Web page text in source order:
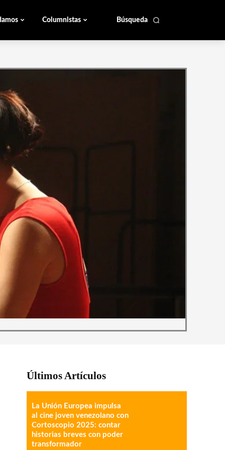
Búsqueda
Columnistas
Últimos Artículos
La Unión Europea impulsa
al cine joven venezolano con
Cortoscopio 2025: contar
historias breves con poder
transformador